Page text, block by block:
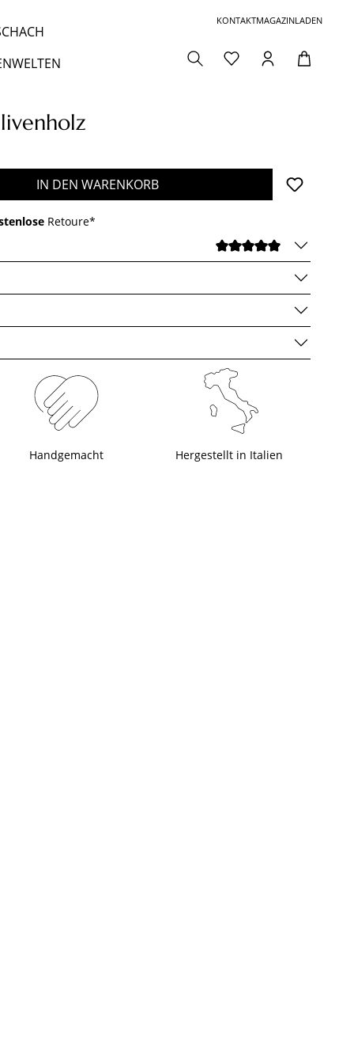
KONTAKTMAGAZINLADEN
gewünschten Wert ein oder benutze
IN DEN WARENKORB
Retoure*
Handgemacht Hergestellt in Italien